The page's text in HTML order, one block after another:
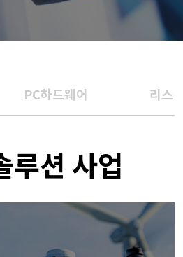
PC하드웨어 리스
루션 사업